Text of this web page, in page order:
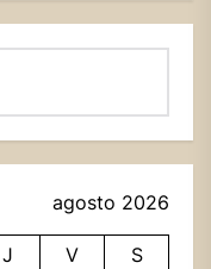
agosto 2026
J V
S